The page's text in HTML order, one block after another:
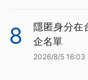
8
隱匿身分在
企名單
2026/8/5 16:03